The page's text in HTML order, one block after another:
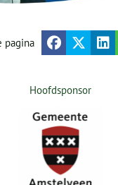
pagina
Hoofdsponsor